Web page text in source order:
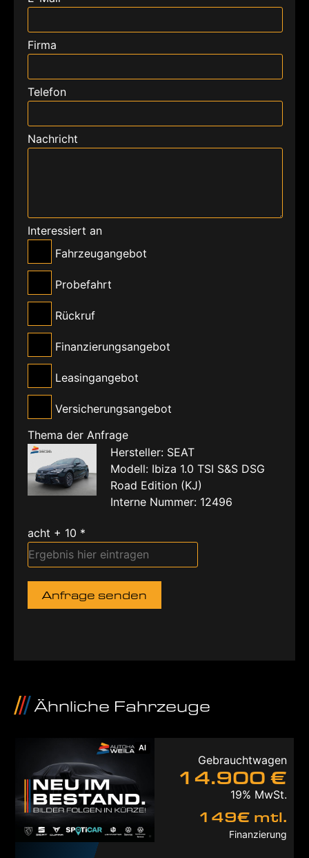
Firma
Telefon
Nachricht
Interessiert an
Fahrzeugangebot
Probefahrt
Rückruf
Finanzierungsangebot
Leasingangebot
Versicherungsangebot
Thema der Anfrage
Hersteller: SEAT
Modell: Ibiza 1.0 TSI S&S DSG
Road Edition (KJ)
Interne Nummer: 12496
acht + 10 *
Anfrage senden
Ähnliche Fahrzeuge
AI
Gebrauchtwagen
14.900 €
19% MwSt.
149€ mtl.
Finanzierung